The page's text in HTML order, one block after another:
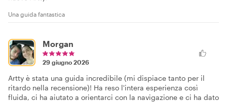
Una guida fantastica
Morgan
29 giugno 2026
Artty è stata una guida incredibile (mi dispiace tanto per il
ritardo nella recensione)! Ha reso l'intera esperienza così
fluida, ci ha aiutato a orientarci con la navigazione e ci ha dato